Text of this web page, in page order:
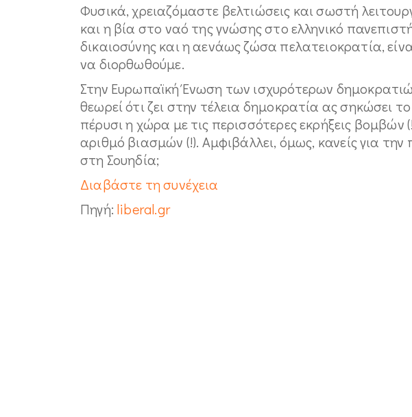
Φυσικά, χρειαζόμαστε βελτιώσεις και σωστή
και η βία στο ναό της γνώσης στο ελληνικό
δικαιοσύνης και η αενάως ζώσα πελατειοκρατία,
να διορθωθούμε.
Στην Ευρωπαϊκή Ένωση των ισχυρότερων
θεωρεί ότι ζει στην τέλεια δημοκρατία ας σηκώσει
πέρυσι η χώρα με τις περισσότερες εκρήξεις βομβών
αριθμό βιασμών (!). Αμφιβάλλει, όμως, κανείς για
στη Σουηδία;
Διαβάστε τη συνέχεια
Πηγή: liberal.gr